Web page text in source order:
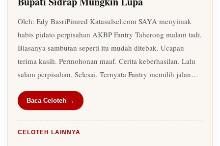
Oleh: Edy BasriPimred Katasulsel.com SAYA menyimak
habis pidato perpisahan AKBP Fantry Taherong malam tadi.
Biasanya sambutan seperti itu mudah ditebak. Ucapan
terima kasih. Permohonan maaf. Cerita keberhasilan. Lalu
salam perpisahan. Selesai. Ternyata Fantry memilih jalan…
Baca Celoteh →
CELOTEH LAINNYA